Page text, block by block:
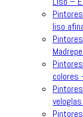
liso
colores